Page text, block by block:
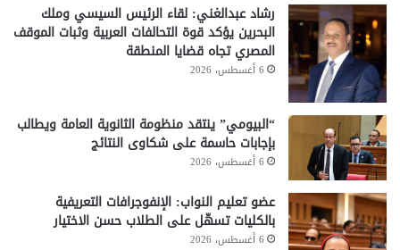
رشاد عبدالغني: لقاء الرئيس السيسي وملك
البحرين يؤكد قوة التحالفات العربية وثبات الموقف
المصري تجاه قضايا المنطقة
6 أغسطس، 2026
“البيومي” ينتقد منظومة الثانوية العامة ويطالب
بإجابات حاسمة على شكاوى النتائج
6 أغسطس، 2026
عضو تعليم النواب: الإنفوجرافات التعريفية
بالكليات تسهّل على الطلاب حسن الاختيار
6 أغسطس، 2026